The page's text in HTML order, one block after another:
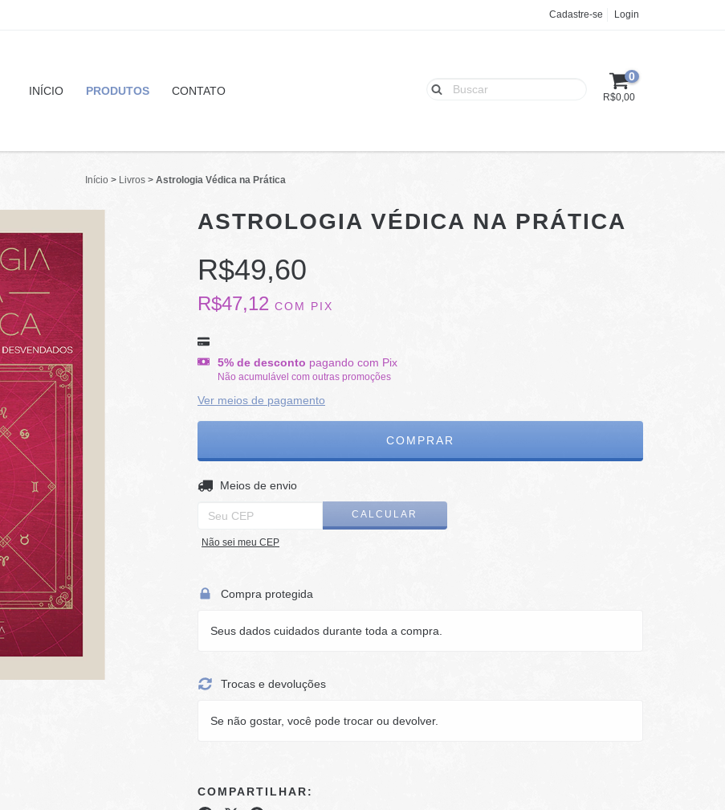
Cadastre-se Login
INÍCIO PRODUTOS CONTATO
0
R$0,00
Início > Livros > Astrologia Védica na Prática
ASTROLOGIA VÉDICA NA PRÁTICA
R$49,60
R$47,12 COM PIX
5% de desconto pagando com Pix
Não acumulável com outras promoções
Ver meios de pagamento
Entregas para o CEP:
Meios de envio
CALCULAR
Não sei meu CEP
Compra protegida
Seus dados cuidados durante toda a compra.
Trocas e devoluções
Se não gostar, você pode trocar ou devolver.
COMPARTILHAR: